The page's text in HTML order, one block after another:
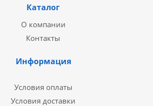
Каталог
О компании
Контакты
Информация
Условия оплаты
Условия доставки